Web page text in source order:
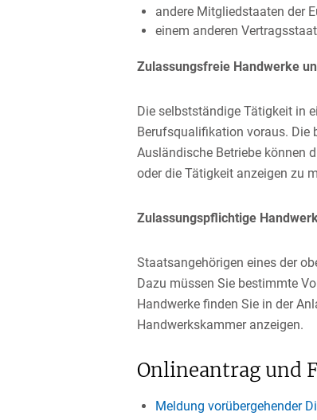
andere Mitgliedstaaten der
einem anderen
Zulassungsfreie Handwerke
Die selbstständige Tätigkeit in
Berufsqualifikation voraus. Die
Ausländische Betriebe können
oder die Tätigkeit anzeigen zu
Zulassungspflichtige
Staatsangehörigen eines der
Dazu müssen Sie bestimmte
Handwerke finden Sie in der
Handwerkskammer anzeigen.
Onlineantrag und
Meldung vorübergehender